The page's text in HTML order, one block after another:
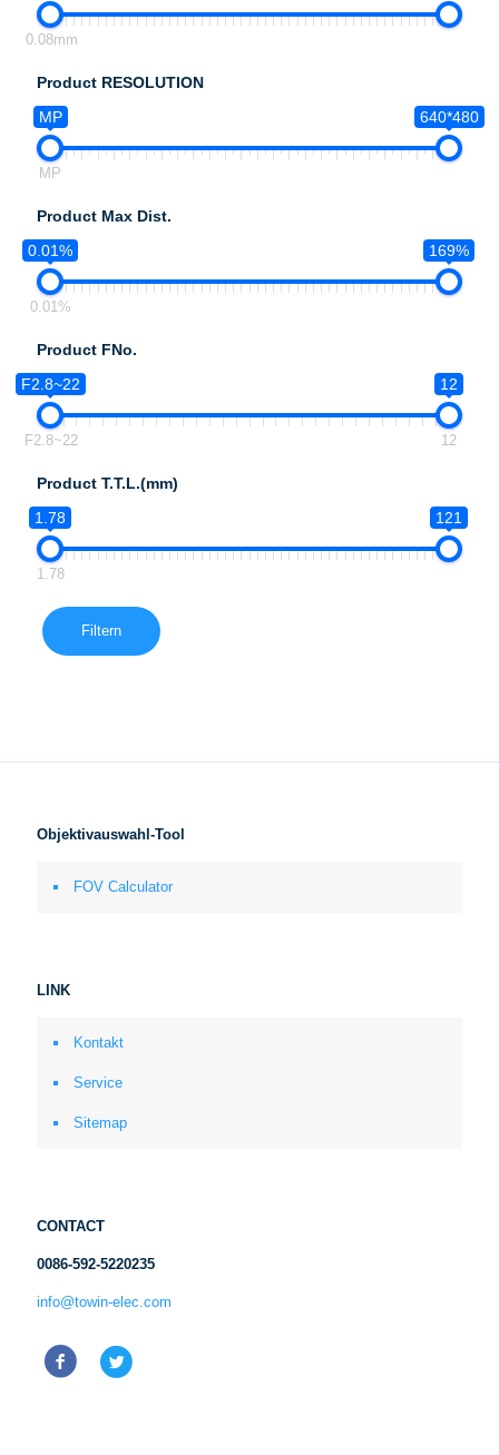
0.08mm
Product RESOLUTION
MP
640*480
MP
Product Max Dist.
0.01%
169%
0.01%
Product FNo.
F2.8~22
12
F2.8~22 12
Product T.T.L.(mm)
1.78
121
1.78
Filtern
Objektivauswahl-Tool
FOV Calculator
LINK
Kontakt
Service
Sitemap
CONTACT
0086-592-5220235
info@towin-elec.com